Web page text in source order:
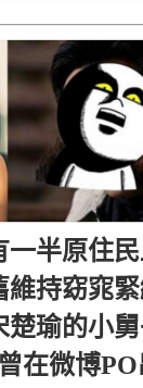
一半原住
持窈窕
楚瑜的小
在微博PO